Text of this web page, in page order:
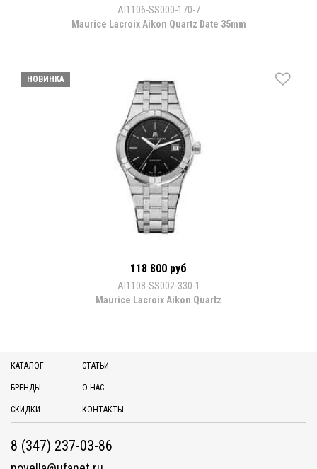
AI1106-SS000-170-7
Maurice Lacroix Aikon Quartz Date 35mm
НОВИНКА
118 800 руб
AI1108-SS002-330-1
Maurice Lacroix Aikon Quartz
КАТАЛОГ
БРЕНДЫ
СКИДКИ
СТАТЬИ
О НАС
КОНТАКТЫ
8 (347) 237-03-86